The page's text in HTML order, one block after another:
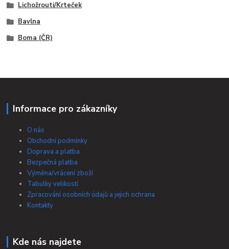
Lichožrouti/Krteček
Bavlna
Boma (ČR)
Informace pro zákazníky
O nás
Obchodní podmínky
Doprava a platba
Bezpečná platba
Výměna/vrácení zboží
Tabulky velikostí
Zpracování osobních údajů a jejich ochrana
Kontakty
Kde nás najdete